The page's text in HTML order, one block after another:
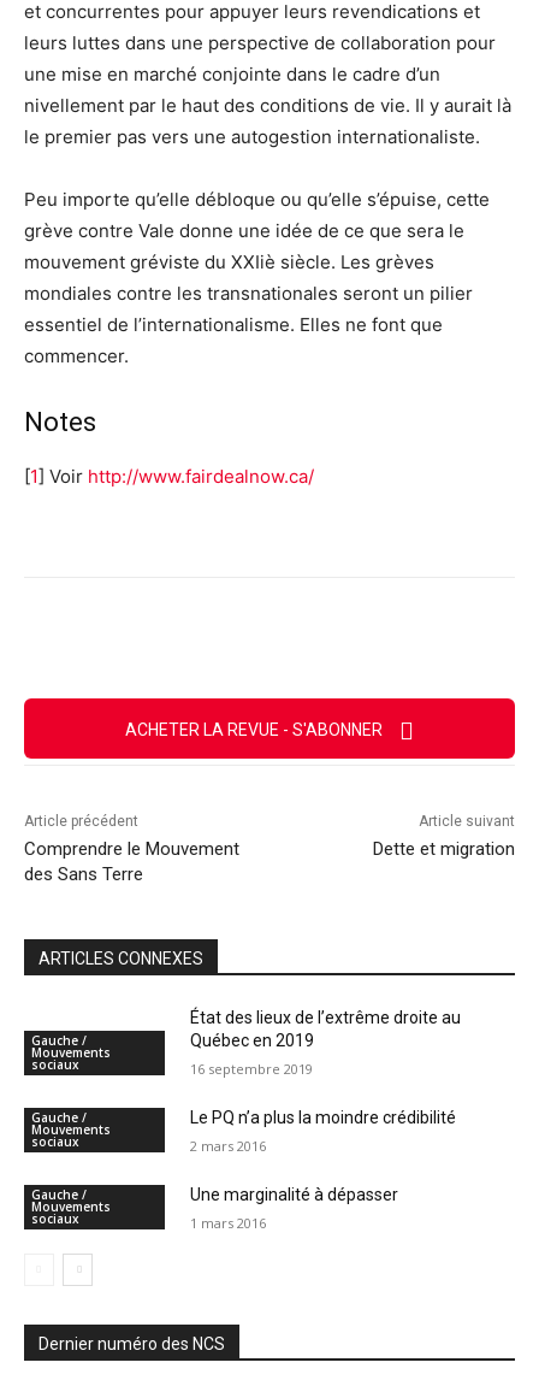
et concurrentes pour appuyer leurs revendications et
leurs luttes dans une perspective de collaboration pour
une mise en marché conjointe dans le cadre d’un
nivellement par le haut des conditions de vie. Il y aurait là
le premier pas vers une autogestion internationaliste.
Peu importe qu’elle débloque ou qu’elle s’épuise, cette
grève contre Vale donne une idée de ce que sera le
mouvement gréviste du XXIiè siècle. Les grèves
mondiales contre les transnationales seront un pilier
essentiel de l’internationalisme. Elles ne font que
commencer.
Notes
[1] Voir http://www.fairdealnow.ca/
ACHETER LA REVUE - S'ABONNER
Article précédent
Comprendre le Mouvement
des Sans Terre
Article suivant
Dette et migration
ARTICLES CONNEXES
Gauche /
Mouvements
sociaux
État des lieux de l’extrême droite au
Québec en 2019
16 septembre 2019
Gauche /
Mouvements
sociaux
Le PQ n’a plus la moindre crédibilité
2 mars 2016
Gauche /
Mouvements
sociaux
Une marginalité à dépasser
1 mars 2016
Dernier numéro des NCS